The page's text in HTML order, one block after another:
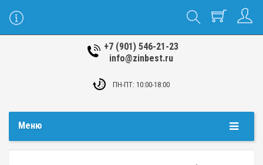
+7 (901) 546-21-23
info@zinbest.ru
ПН-ПТ: 10:00-18:00
Меню